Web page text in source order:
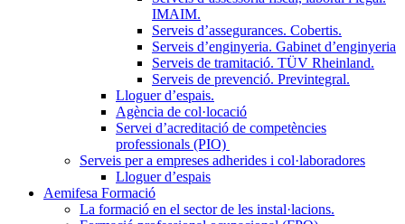
IMAIM.
Serveis d’assegurances. Cobertis.
Serveis d’enginyeria. Gabinet d’enginyeria
Serveis de tramitació. TÜV Rheinland.
Serveis de prevenció. Previntegral.
Lloguer d’espais.
Agència de col·locació
Servei d’acreditació de competències
professionals (PIO)
Serveis per a empreses adherides i col·laboradores
Lloguer d’espais
Aemifesa Formació
La formació en el sector de les instal·lacions.